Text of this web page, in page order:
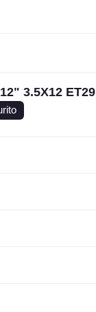
3.5X12 ET29